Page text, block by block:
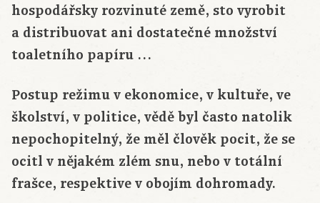
hospodářsky rozvinuté země, sto vyrobit
a distribuovat ani dostatečné množství
toaletního papíru …
Postup režimu v ekonomice, v kultuře, ve
školství, v politice, vědě byl často natolik
nepochopitelný, že měl člověk pocit, že se
ocitl v nějakém zlém snu, nebo v totální
frašce, respektive v obojím dohromady.